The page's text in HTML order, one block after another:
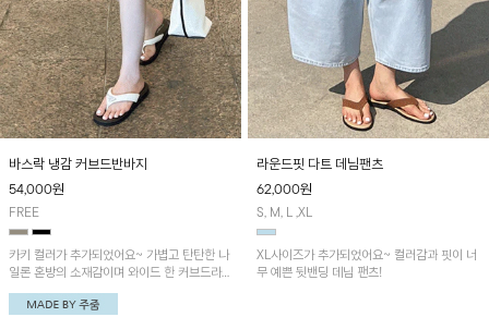
바스락 냉감 커브드반바지
54,000원
FREE
카키 컬러가 추가되었어요~ 가볍고 탄탄한 나
일론 혼방의 소재감이며 와이드 한 커브드라인
의 실루엣이 멋스러운 팬츠예요~ 또한 뒷밴딩
으로 편안하게 착용된답니다
라운드핏 다트 데님팬츠
62,000원
S, M, L ,XL
XL사이즈가 추가되었어요~ 컬러감과 핏이 너
무 예쁜 뒷밴딩 데님 팬츠!